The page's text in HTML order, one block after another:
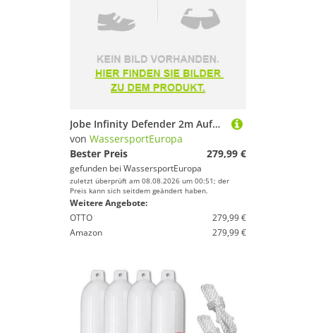
Jobe Infinity Defender 2m Aufblasbarer Bootsfender Fender
von WassersportEuropa
Bester Preis
279,99 €
gefunden bei WassersportEuropa
zuletzt überprüft am 08.08.2026 um 00:51; der
Preis kann sich seitdem geändert haben.
Weitere Angebote:
OTTO
279,99 €
Amazon
279,99 €